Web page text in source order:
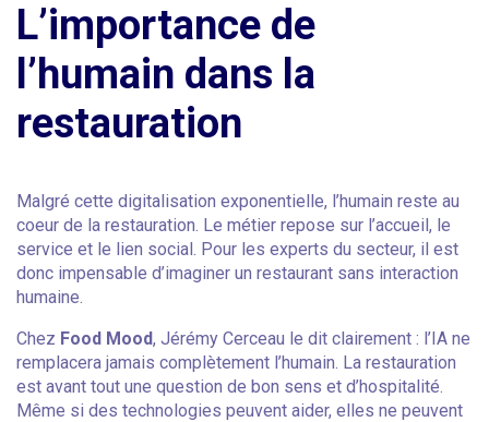
L’importance de
l’humain dans la
restauration
Malgré cette digitalisation exponentielle, l’humain reste au
coeur de la restauration. Le métier repose sur l’accueil, le
service et le lien social. Pour les experts du secteur, il est
donc impensable d’imaginer un restaurant sans interaction
humaine.
Chez Food Mood, Jérémy Cerceau le dit clairement : l’IA ne
remplacera jamais complètement l’humain. La restauration
est avant tout une question de bon sens et d’hospitalité.
Même si des technologies peuvent aider, elles ne peuvent